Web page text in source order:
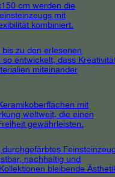
cm werden die
mit
kombiniert.
zu den erlesenen
entwickelt, dass
miteinander
mit
weltweit, die einen
gewährleisten.
nachhaltig und
bleibende